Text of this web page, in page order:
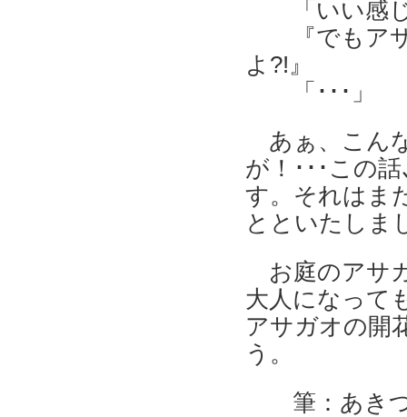
「いい感
『でもア
よ?!』
「･･･」
あぁ、こん
が！･･･この
す。それはま
とといたしま
お庭のアサ
大人になって
アサガオの開
う。
筆：あき